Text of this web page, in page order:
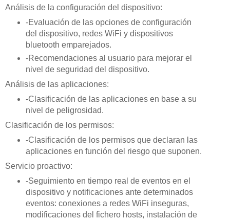
Análisis de la configuración del dispositivo:
-Evaluación de las opciones de configuración
del dispositivo, redes WiFi y dispositivos
bluetooth emparejados.
-Recomendaciones al usuario para mejorar el
nivel de seguridad del dispositivo.
Análisis de las aplicaciones:
-Clasificación de las aplicaciones en base a su
nivel de peligrosidad.
Clasificación de los permisos:
-Clasificación de los permisos que declaran las
aplicaciones en función del riesgo que suponen.
Servicio proactivo:
-Seguimiento en tiempo real de eventos en el
dispositivo y notificaciones ante determinados
eventos: conexiones a redes WiFi inseguras,
modificaciones del fichero hosts, instalación de